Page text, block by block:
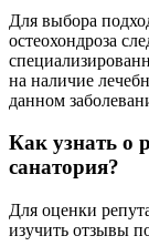
Для выбора
остеохондроза
на наличие
данном
Как узнать о
санатория?
Для оценки
изучить отзывы